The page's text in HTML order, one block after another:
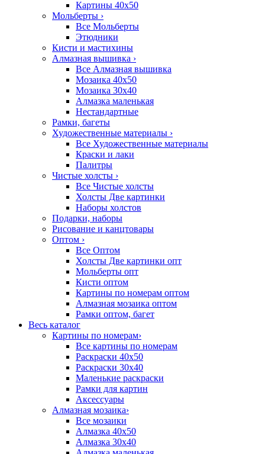
Картины 40x50
Мольберты ›
Все Мольберты
Этюдники
Кисти и мастихины
Алмазная вышивка ›
Все Алмазная вышивка
Мозаика 40x50
Мозаика 30x40
Алмазка маленькая
Нестандартные
Рамки, багеты
Художественные материалы ›
Все Художественные материалы
Краски и лаки
Палитры
Чистые холсты ›
Все Чистые холсты
Холсты Две картинки
Наборы холстов
Подарки, наборы
Рисование и канцтовары
Оптом ›
Все Оптом
Холсты Две картинки опт
Мольберты опт
Кисти оптом
Картины по номерам оптом
Алмазная мозаика оптом
Рамки оптом, багет
Весь каталог
Картины по номерам›
Все картины по номерам
Раскраски 40х50
Раскраски 30х40
Маленькие раскраски
Рамки для картин
Аксессуары
Алмазная мозаика›
Все мозаики
Алмазка 40х50
Алмазка 30х40